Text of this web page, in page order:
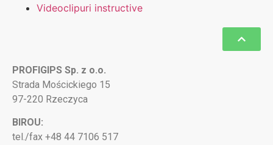
Videoclipuri instructive
PROFIGIPS Sp. z o.o.
Strada Mościckiego 15
97-220 Rzeczyca
BIROU:
tel./fax +48 44 7106 517